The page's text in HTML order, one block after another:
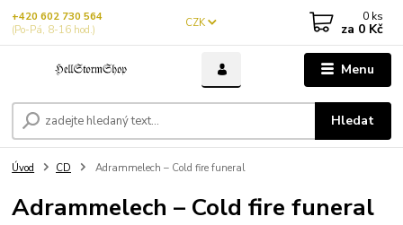
Menu
CZK
Hledat
+420 602 730 564
(Po-Pá, 8-16 hod.)
0 ks
za 0 Kč
Úvod CD Adrammelech – Cold fire funeral
Adrammelech – Cold fire funeral